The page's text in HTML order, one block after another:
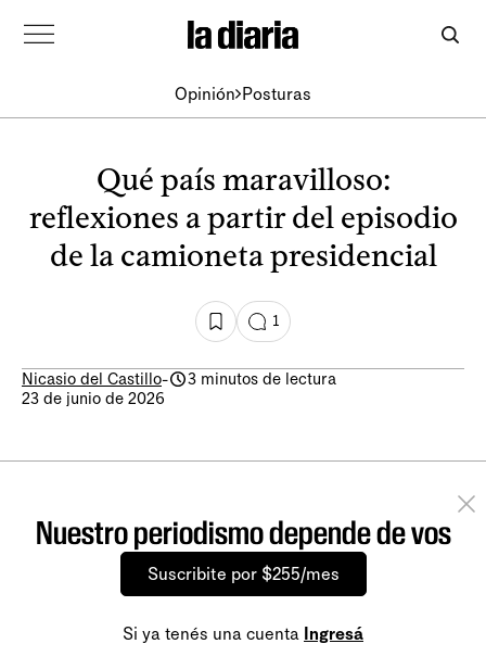
Opinión Posturas
Qué país maravilloso:
reflexiones a partir del episodio
de la camioneta presidencial
1
Nicasio del Castillo-
3 minutos de lectura
23 de junio de 2026
Nuestro periodismo depende de vos
Suscribite por $255/mes
Si ya tenés una cuenta Ingresá